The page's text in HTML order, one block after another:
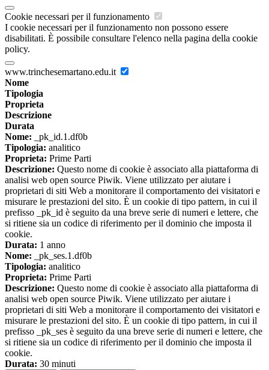
Cookie necessari per il funzionamento
I cookie necessari per il funzionamento non possono essere
disabilitati. È possibile consultare l'elenco nella pagina della cookie
policy.
www.trinchesemartano.edu.it
Nome
Tipologia
Proprieta
Descrizione
Durata
Nome: _pk_id.1.df0b
Tipologia: analitico
Proprieta: Prime Parti
Descrizione: Questo nome di cookie è associato alla piattaforma di
analisi web open source Piwik. Viene utilizzato per aiutare i
proprietari di siti Web a monitorare il comportamento dei visitatori e
misurare le prestazioni del sito. È un cookie di tipo pattern, in cui il
prefisso _pk_id è seguito da una breve serie di numeri e lettere, che
si ritiene sia un codice di riferimento per il dominio che imposta il
cookie.
Durata: 1 anno
Nome: _pk_ses.1.df0b
Tipologia: analitico
Proprieta: Prime Parti
Descrizione: Questo nome di cookie è associato alla piattaforma di
analisi web open source Piwik. Viene utilizzato per aiutare i
proprietari di siti Web a monitorare il comportamento dei visitatori e
misurare le prestazioni del sito. È un cookie di tipo pattern, in cui il
prefisso _pk_ses è seguito da una breve serie di numeri e lettere, che
si ritiene sia un codice di riferimento per il dominio che imposta il
cookie.
Durata: 30 minuti